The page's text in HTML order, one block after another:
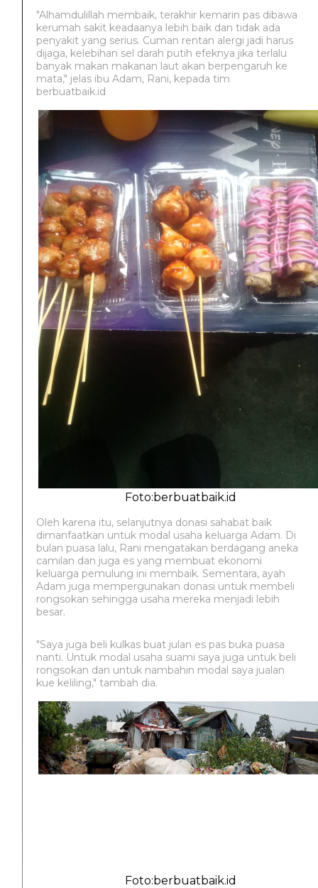
"Alhamdulillah membaik, terakhir kemarin pas dibawa
kerumah sakit keadaanya lebih baik dan tidak ada
penyakit yang serius. Cuman rentan alergi jadi harus
dijaga, kelebihan sel darah putih efeknya jika terlalu
banyak makan makanan laut akan berpengaruh ke
mata," jelas ibu Adam, Rani, kepada tim
berbuatbaik.id
Foto:berbuatbaik.id
Oleh karena itu, selanjutnya donasi sahabat baik
dimanfaatkan untuk modal usaha keluarga Adam. Di
bulan puasa lalu, Rani mengatakan berdagang aneka
camilan dan juga es yang membuat ekonomi
keluarga pemulung ini membaik. Sementara, ayah
Adam juga mempergunakan donasi untuk membeli
rongsokan sehingga usaha mereka menjadi lebih
besar.
"Saya juga beli kulkas buat julan es pas buka puasa
nanti. Untuk modal usaha suami saya juga untuk beli
rongsokan dan untuk nambahin modal saya jualan
kue keliling," tambah dia.
Foto:berbuatbaik.id